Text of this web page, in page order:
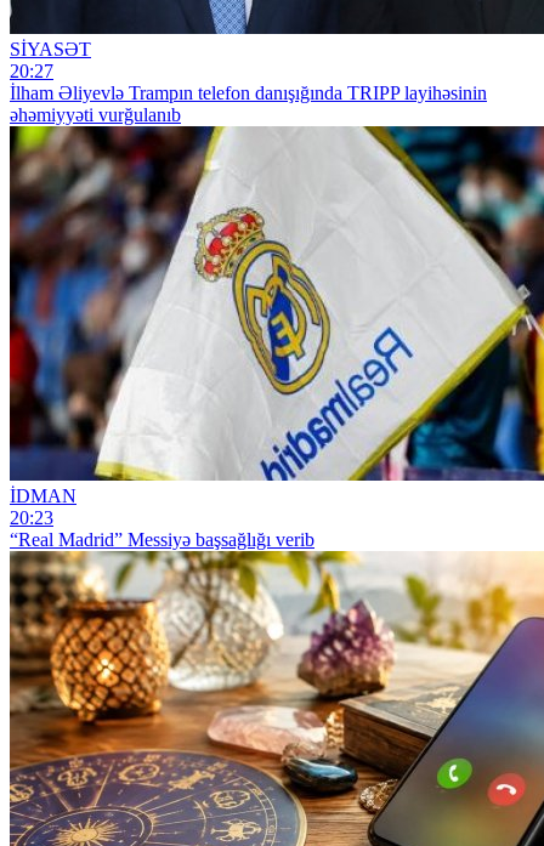
SİYASƏT
20:27
İlham Əliyevlə Trampın telefon danışığında TRIPP layihəsinin
əhəmiyyəti vurğulanıb
İDMAN
20:23
“Real Madrid” Messiyə başsağlığı verib